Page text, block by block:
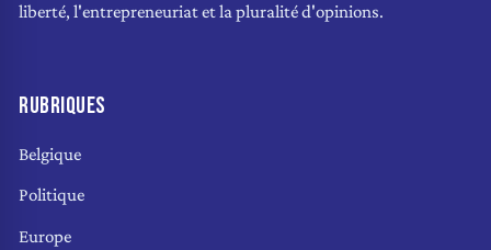
liberté, l'entrepreneuriat et la pluralité d'opinions.
RUBRIQUES
Belgique
Politique
Europe